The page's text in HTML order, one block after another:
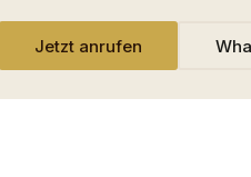
Jetzt anrufen